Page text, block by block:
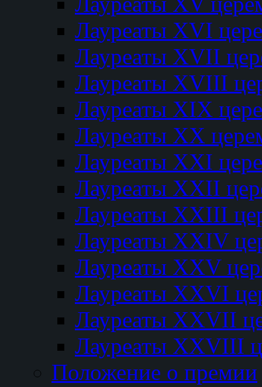
Лауреаты XVI
Лауреаты XVII
Лауреаты XVIII
Лауреаты XIX
Лауреаты XX
Лауреаты XXI
Лауреаты XXII
Лауреаты XXIII
Лауреаты XXIV
Лауреаты XXV
Лауреаты XXVI
Лауреаты XXVII
Лауреаты XXVIII
Положение о премии